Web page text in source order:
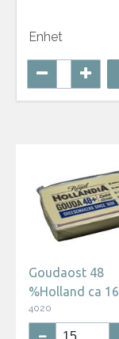
Enhet
Goudaost 48
%Holland ca
4020